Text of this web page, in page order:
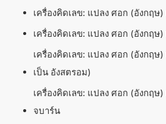
เครื่องคิดเลข: แปลง ศอก (อังกฤษ)
เครื่องคิดเลข: แปลง ศอก (อังกฤษ)
เครื่องคิดเลข: แปลง ศอก (อังกฤษ
เป็น อังสตรอม)
เครื่องคิดเลข: แปลง ศอก (อังกฤ
จบาร์น